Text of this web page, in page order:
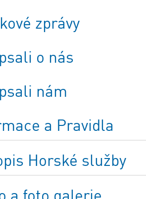
zprávy
o nás
nám
a Pravidla
Horské služby